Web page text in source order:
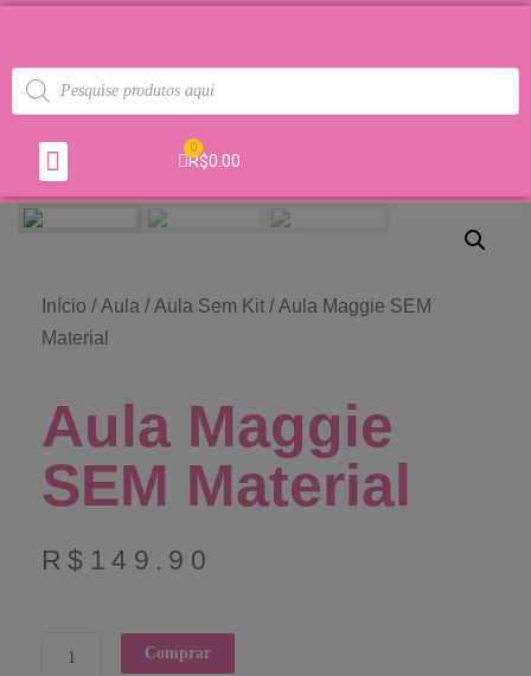
R$0.00
0
Início / Aula / Aula Sem Kit / Aula Maggie SEM
Material
Aula Maggie
SEM Material
R$ 149.90
Comprar